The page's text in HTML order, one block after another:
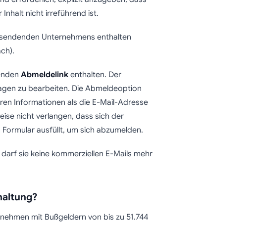
Inhalt nicht irreführend ist.
Unternehmens enthalten
Abmeldelinkenthalten. Der
zu bearbeiten. Die Abmeldeoption
Informationen als die E-Mail-Adresse
nicht verlangen, dass sich der
ausfüllt, um sich abzumelden.
sie keine kommerziellen E-Mails mehr
mit Bußgeldern von bis zu 51.744